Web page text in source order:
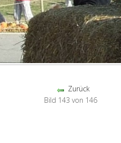
Zurück
Bild 143 von 146